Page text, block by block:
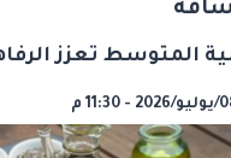
المتوسط تعزز